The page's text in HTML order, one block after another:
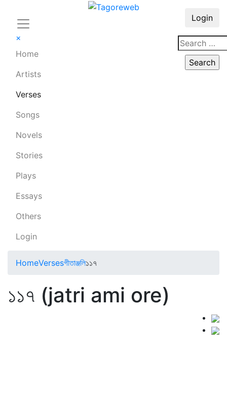
×
Home
Artists
Verses
Songs
Novels
Stories
Plays
Essays
Others
Login
Login
HomeVersesগীতাঞ্জলি১১৭
১১৭ (jatri ami ore)